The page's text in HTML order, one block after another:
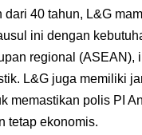
40 tahun, L&G
ini dengan
regional (ASEAN),
L&G juga memiliki
memastikan polis PI
tetap ekonomis.